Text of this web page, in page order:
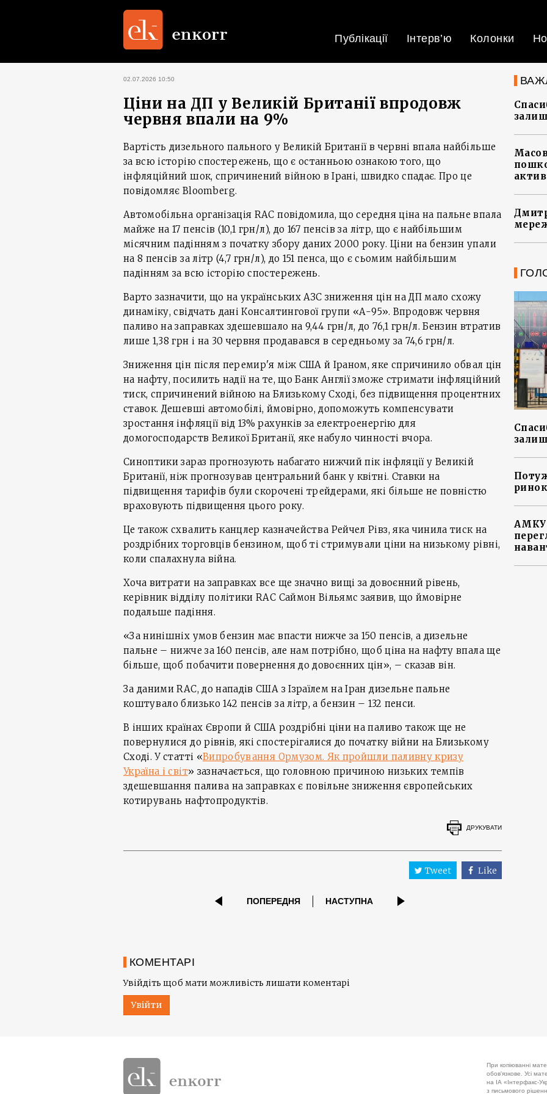
Публікації Інтерв’ю Колонки
02.07.2026 10:50
Ціни на ДП у Великій Британії впродовж
червня впали на 9%
Вартість дизельного пального у Великій Британії в червні впала найбільше
за всю історію спостережень, що є останньою ознакою того, що
інфляційний шок, спричинений війною в Ірані, швидко спадає. Про це
повідомляє Bloomberg.
Автомобільна організація RAC повідомила, що середня ціна на пальне впала
майже на 17 пенсів (10,1 грн/л), до 167 пенсів за літр, що є найбільшим
місячним падінням з початку збору даних 2000 року. Ціни на бензин упали
на 8 пенсів за літр (4,7 грн/л), до 151 пенса, що є сьомим найбільшим
падінням за всю історію спостережень.
Варто зазначити, що на українських АЗС зниження цін на ДП мало схожу
динаміку, свідчать дані Консалтингової групи «А-95». Впродовж червня
паливо на заправках здешевшало на 9,44 грн/л, до 76,1 грн/л. Бензин втратив
лише 1,38 грн і на 30 червня продавався в середньому за 74,6 грн/л.
Зниження цін після перемир'я між США й Іраном, яке спричинило обвал цін
на нафту, посилить надії на те, що Банк Англії зможе стримати інфляційний
тиск, спричинений війною на Близькому Сході, без підвищення процентних
ставок. Дешевші автомобілі, ймовірно, допоможуть компенсувати
зростання інфляції від 13% рахунків за електроенергію для
домогосподарств Великої Британії, яке набуло чинності вчора.
Синоптики зараз прогнозують набагато нижчий пік інфляції у Великій
Британії, ніж прогнозував центральний банк у квітні. Ставки на
підвищення тарифів були скорочені трейдерами, які більше не повністю
враховують підвищення цього року.
Це також схвалить канцлер казначейства Рейчел Рівз, яка чинила тиск на
роздрібних торговців бензином, щоб ті стримували ціни на низькому рівні,
коли спалахнула війна.
Хоча витрати на заправках все ще значно вищі за довоєнний рівень,
керівник відділу політики RAC Саймон Вільямс заявив, що ймовірне
подальше падіння.
«За нинішніх умов бензин має впасти нижче за 150 пенсів, а дизельне
пальне – нижче за 160 пенсів, але нам потрібно, щоб ціна на нафту впала ще
більше, щоб побачити повернення до довоєнних цін», – сказав він.
За даними RAC, до нападів США з Ізраїлем на Іран дизельне пальне
коштувало близько 142 пенсів за літр, а бензин – 132 пенси.
В інших країнах Європи й США роздрібні ціни на паливо також ще не
повернулися до рівнів, які спостерігалися до початку війни на Близькому
Сході. У статті «Випробування Ормузом. Як пройшли паливну кризу
Україна і світ» зазначається, що головною причиною низьких темпів
здешевшання палива на заправках є повільне зниження європейських
котирувань нафтопродуктів.
ДРУКУВАТИ
Tweet Like
ПОПЕРЕДНЯ НАСТУПНА
КОМЕНТАРІ
Увійдіть щоб мати можливість лишати коментарі
Увійти
АМКУ
При копіюванні
обов'язкове. Усі
на ІА «Інтерфакс-
з письмового